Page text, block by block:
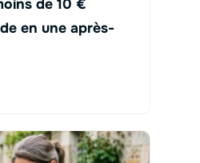
de 10 €
en une après-